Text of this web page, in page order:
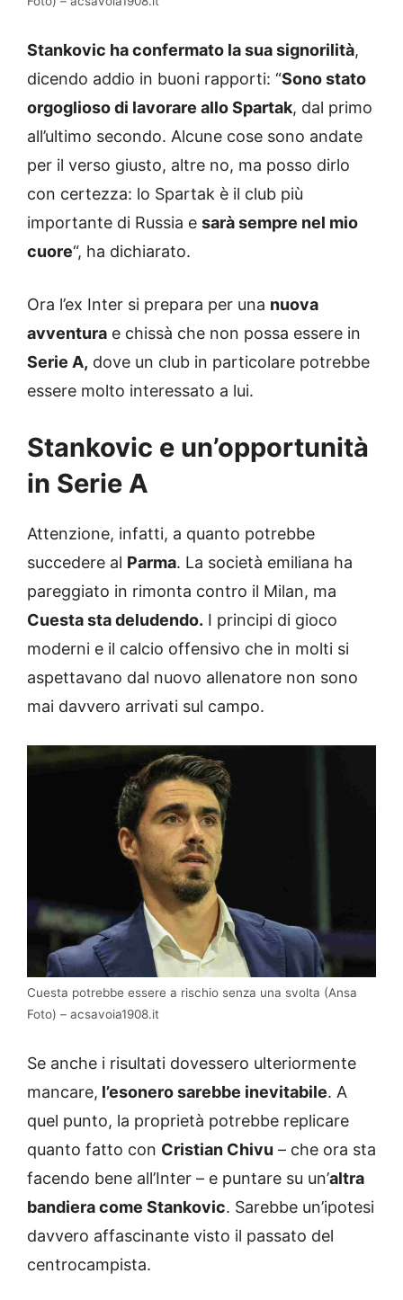
Stankovic ha confermato la sua signorilità,
dicendo addio in buoni rapporti: “Sono stato
orgoglioso di lavorare allo Spartak, dal primo
all’ultimo secondo. Alcune cose sono andate
per il verso giusto, altre no, ma posso dirlo
con certezza: lo Spartak è il club più
importante di Russia e sarà sempre nel mio
cuore“, ha dichiarato.
Ora l’ex Inter si prepara per una nuova
avventura e chissà che non possa essere in
Serie A, dove un club in particolare potrebbe
essere molto interessato a lui.
Stankovic e un’opportunità
in Serie A
Attenzione, infatti, a quanto potrebbe
succedere al Parma. La società emiliana ha
pareggiato in rimonta contro il Milan, ma
Cuesta sta deludendo. I principi di gioco
moderni e il calcio offensivo che in molti si
aspettavano dal nuovo allenatore non sono
mai davvero arrivati sul campo.
Cuesta potrebbe essere a rischio senza una svolta (Ansa
Foto) – acsavoia1908.it
Se anche i risultati dovessero ulteriormente
mancare, l’esonero sarebbe inevitabile. A
quel punto, la proprietà potrebbe replicare
quanto fatto con Cristian Chivu – che ora sta
facendo bene all’Inter – e puntare su un’altra
bandiera come Stankovic. Sarebbe un’ipotesi
davvero affascinante visto il passato del
centrocampista.